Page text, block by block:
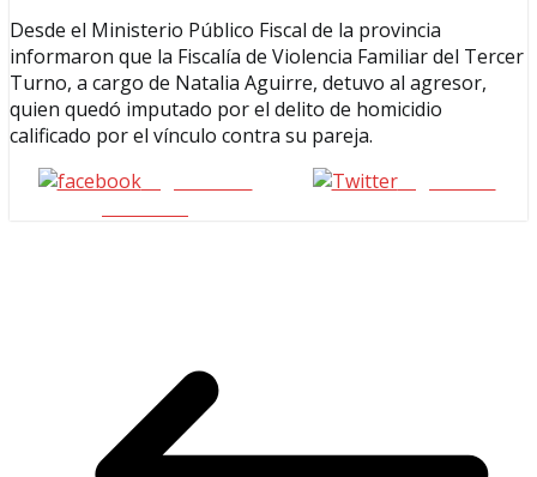
Desde el Ministerio Público Fiscal de la provincia
informaron que la Fiscalía de Violencia Familiar del Tercer
Turno, a cargo de Natalia Aguirre, detuvo al agresor,
quien quedó imputado por el delito de homicidio
calificado por el vínculo contra su pareja.
Seguinos en
seguinos X